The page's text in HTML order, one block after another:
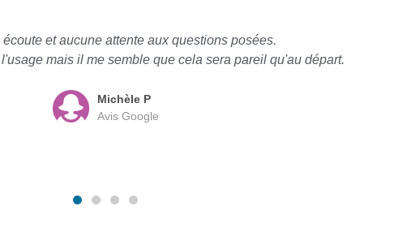
écoute et aucune attente aux questions posées.
mais il me semble que cela sera pareil qu'au départ.
Michèle P
Avis Google